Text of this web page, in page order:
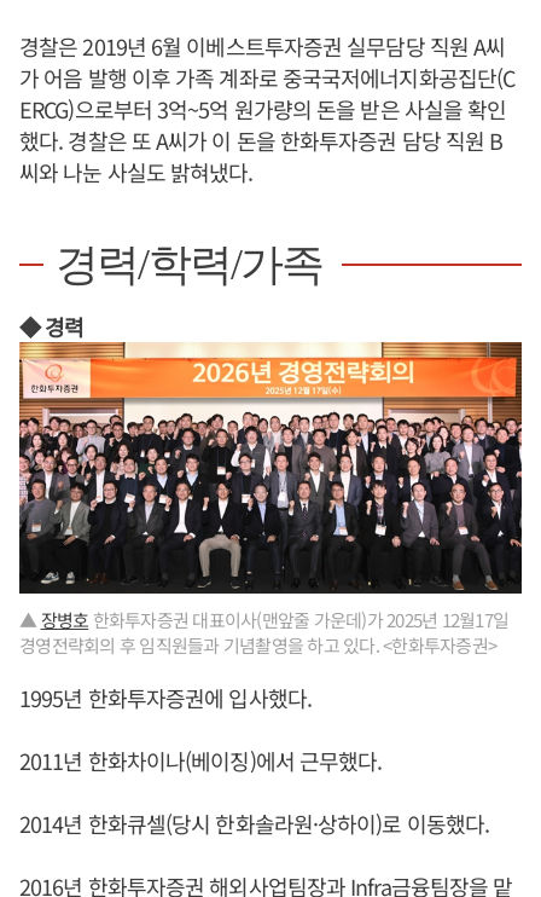
경찰은 2019년 6월 이베스트투자증권 실무담당 직원 A씨
가 어음 발행 이후 가족 계좌로 중국국저에너지화공집단(C
ERCG)으로부터 3억~5억 원가량의 돈을 받은 사실을 확인
했다. 경찰은 또 A씨가 이 돈을 한화투자증권 담당 직원 B
씨와 나눈 사실도 밝혀냈다.
경력/학력/가족
◆ 경력
▲ 장병호 한화투자증권 대표이사(맨앞줄 가운데)가 2025년 12월17일
경영전략회의 후 임직원들과 기념촬영을 하고 있다. <한화투자증권>
1995년 한화투자증권에 입사했다.
2011년 한화차이나(베이징)에서 근무했다.
2014년 한화큐셀(당시 한화솔라원·상하이)로 이동했다.
2016년 한화투자증권 해외사업팀장과 Infra금융팀장을 맡